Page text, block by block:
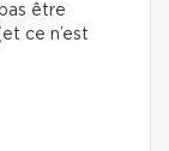
être
ce n’est